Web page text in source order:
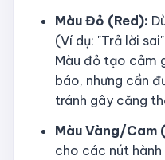
Màu Đỏ (Red):
(Ví dụ: "Trả lời
Màu đỏ tạo cảm
báo, nhưng cần
tránh gây căng
Màu Vàng/Cam
cho các nút